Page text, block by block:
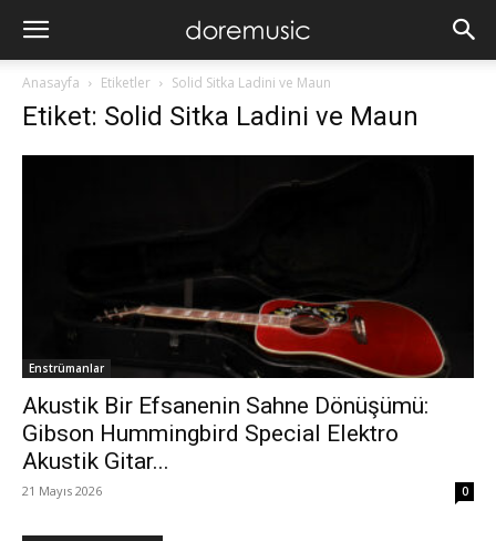
Anasayfa Etiketler Solid Sitka Ladini ve Maun
Etiket: Solid Sitka Ladini ve Maun
Enstrümanlar
Akustik Bir Efsanenin Sahne Dönüşümü:
Gibson Hummingbird Special Elektro
Akustik Gitar...
21 Mayıs 2026 0